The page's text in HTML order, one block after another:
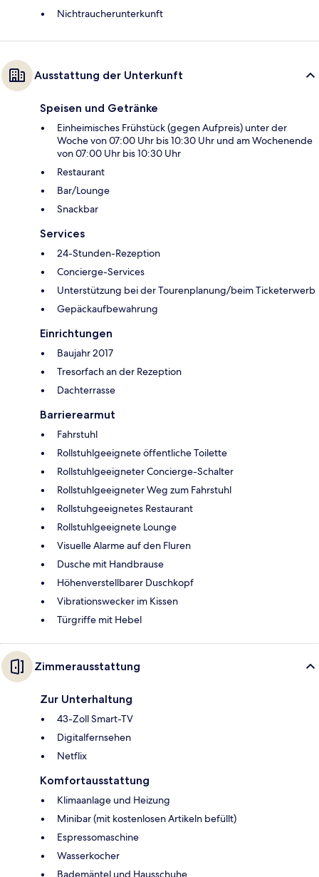
Nichtraucherunterkunft
Ausstattung der Unterkunft
Speisen und Getränke
Einheimisches Frühstück (gegen Aufpreis) unter der
Woche von 07:00 Uhr bis 10:30 Uhr und am Wochenende
von 07:00 Uhr bis 10:30 Uhr
Restaurant
Bar/Lounge
Snackbar
Services
24-Stunden-Rezeption
Concierge-Services
Unterstützung bei der Tourenplanung/beim Ticketerwerb
Gepäckaufbewahrung
Einrichtungen
Baujahr 2017
Tresorfach an der Rezeption
Dachterrasse
Barrierearmut
Fahrstuhl
Rollstuhlgeeignete öffentliche Toilette
Rollstuhlgeeigneter Concierge-Schalter
Rollstuhlgeeigneter Weg zum Fahrstuhl
Rollstuhgeeignetes Restaurant
Rollstuhlgeeignete Lounge
Visuelle Alarme auf den Fluren
Dusche mit Handbrause
Höhenverstellbarer Duschkopf
Vibrationswecker im Kissen
Türgriffe mit Hebel
Zimmerausstattung
Zur Unterhaltung
43-Zoll Smart-TV
Digitalfernsehen
Netflix
Komfortausstattung
Klimaanlage und Heizung
Minibar (mit kostenlosen Artikeln befüllt)
Espressomaschine
Wasserkocher
Bademäntel und Hausschuhe